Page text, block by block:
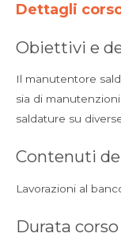
Dettagli
Obiettivi e
Il manutentore
sia di
saldature su
Contenuti
Lavorazioni al
Durata corso